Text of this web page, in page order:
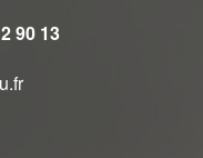
90 13